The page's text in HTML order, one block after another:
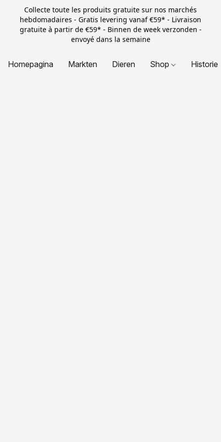
Collecte toute les produits gratuite sur nos marchés
hebdomadaires - Gratis levering vanaf €59* - Livraison
gratuite à partir de €59* - Binnen de week verzonden -
envoyé dans la semaine
Homepagina Markten Dieren Shop Historie